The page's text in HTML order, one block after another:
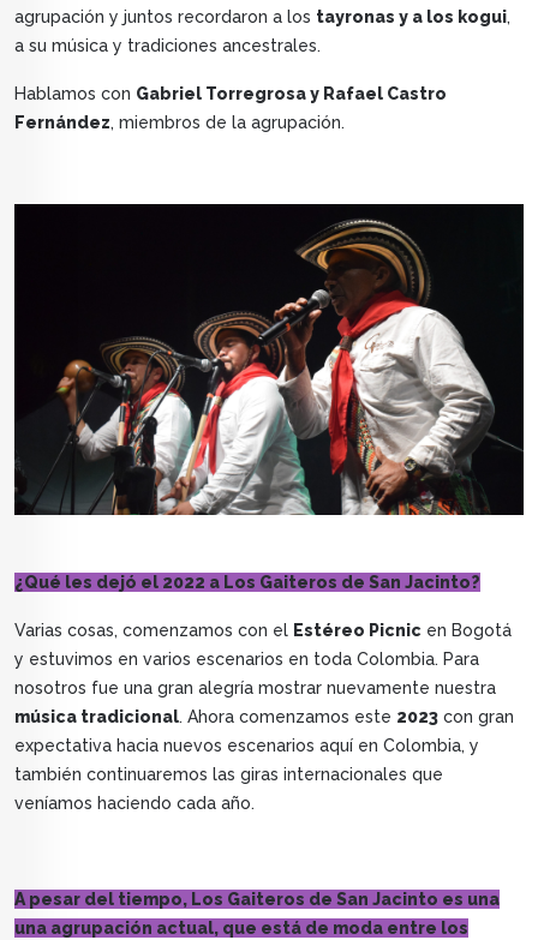
agrupación y juntos recordaron a los tayronas y a los kogui,
a su música y tradiciones ancestrales.
Hablamos con Gabriel Torregrosa y Rafael Castro
Fernández, miembros de la agrupación.
¿Qué les dejó el 2022 a Los Gaiteros de San Jacinto?
Varias cosas, comenzamos con el Estéreo Picnic en Bogotá
y estuvimos en varios escenarios en toda Colombia. Para
nosotros fue una gran alegría mostrar nuevamente nuestra
música tradicional. Ahora comenzamos este 2023 con gran
expectativa hacia nuevos escenarios aquí en Colombia, y
también continuaremos las giras internacionales que
veníamos haciendo cada año.
A pesar del tiempo, Los Gaiteros de San Jacinto es una
una agrupación actual, que está de moda entre los